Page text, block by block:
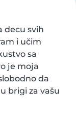
decu svih
i učim
sa
je moja
da
brigi za vašu